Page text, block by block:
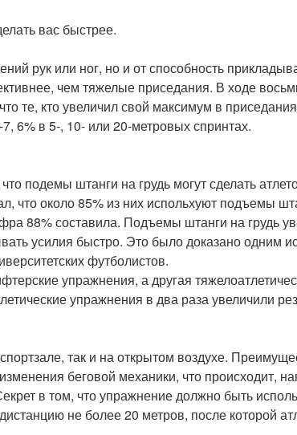
вас быстрее.
рук или ног, но и от способность
чем тяжелые приседания. В ходе
те, кто увеличил свой максимум в
6% в 5-, 10- или 20-метровых спринтах.
подемы штанги на грудь могут сделать
что около 85% из них испольхуют подъемы
88% составила. Подъемы штанги на грудь
усилия быстро. Это было доказано одним
футболистов.
упражнения, а другая
упражнения в два раза увеличили
так и на открытом воздухе.
беговой механики, что происходит,
в том, что упражнение должно быть
не более 20 метров, после которой